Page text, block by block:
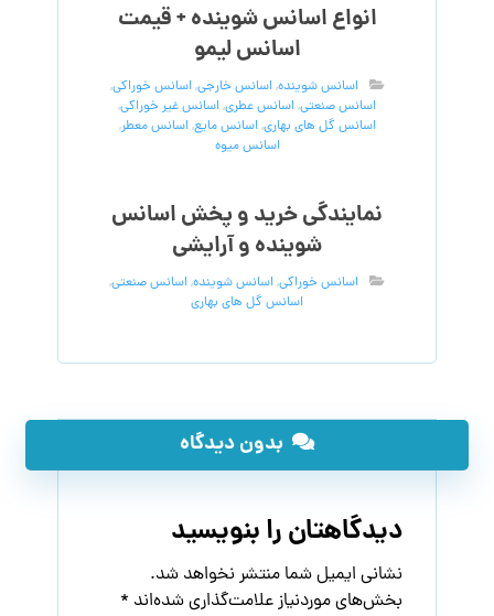
انواع اسانس شوینده + قیمت
اسانس لیمو
اسانس شوینده,اسانس خارجی,اسانس خوراکی,
اسانس صنعتی,اسانس عطری,اسانس غیر خوراکی,
اسانس گل های بهاری,اسانس مایع,اسانس معطر,
اسانس میوه
نمایندگی خرید و پخش اسانس
شوینده و آرایشی
اسانس خوراکی,اسانس شوینده,اسانس صنعتی,
اسانس گل های بهاری
بدون دیدگاه
دیدگاهتان را بنویسید
نشانی ایمیل شما منتشر نخواهد شد.
بخش‌های موردنیاز علامت‌گذاری شده‌اند *